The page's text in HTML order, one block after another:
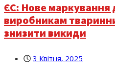
ЄС: Нове
виробникам
знизити викиди
3 Квітня, 2025